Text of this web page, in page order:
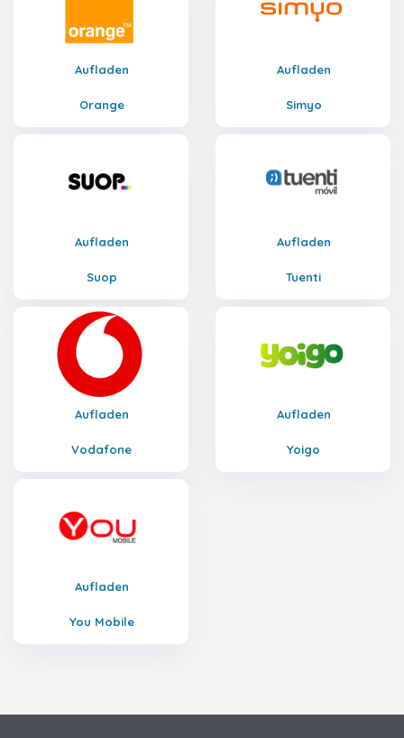
Aufladen
Orange
Aufladen
Simyo
Aufladen
Suop
Aufladen
Tuenti
Aufladen
Vodafone
Aufladen
Yoigo
Aufladen
You Mobile